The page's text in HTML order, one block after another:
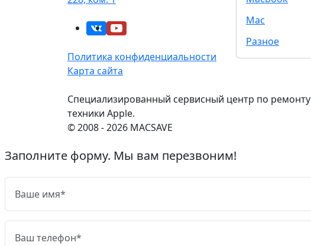
Политика конфиденциальности
Карта сайта
Mac
Разное
Специализированный сервисный центр по ремонту
техники Apple.
© 2008 - 2026 MACSAVE
Заполните форму. Мы вам перезвоним!